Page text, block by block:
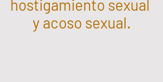
hostigamiento sexual
y acoso sexual.